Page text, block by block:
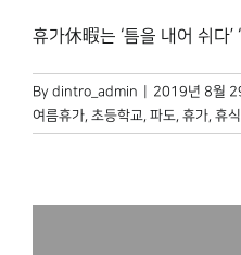
휴가休暇는 ‘틈을 내어 쉬다’
By dintro_admin 2019년 8월
여름휴가, 초등학교, 파도, 휴가, 휴식